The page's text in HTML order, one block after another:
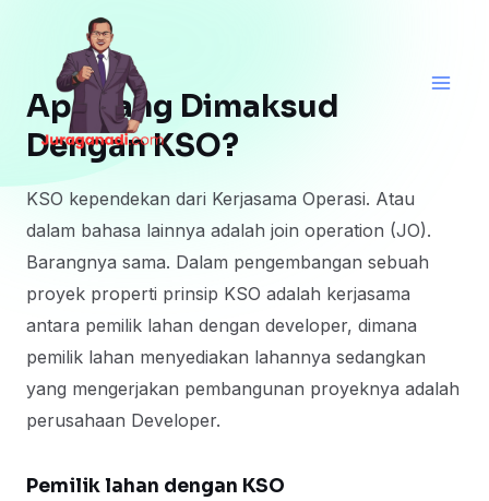
Apa yang Dimaksud
Dengan KSO?
KSO kependekan dari Kerjasama Operasi. Atau
dalam bahasa lainnya adalah join operation (JO).
Barangnya sama. Dalam pengembangan sebuah
proyek properti prinsip KSO adalah kerjasama
antara pemilik lahan dengan developer, dimana
pemilik lahan menyediakan lahannya sedangkan
yang mengerjakan pembangunan proyeknya adalah
perusahaan Developer.
Pemilik lahan dengan KSO